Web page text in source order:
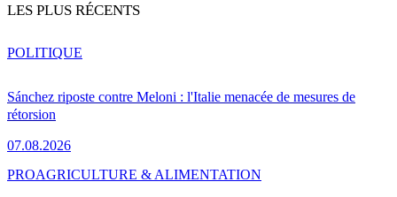
LES PLUS RÉCENTS
Sánchez riposte contre Meloni : l'Italie menacée de mesures de
rétorsion
07.08.2026
POLITIQUE
PROAGRICULTURE & ALIMENTATION